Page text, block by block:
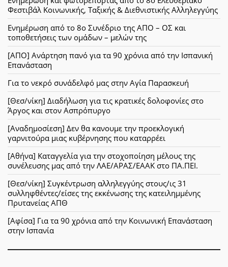
Φεστιβάλ Κοινωνικής, Ταξικής & Διεθνιστικής Αλληλεγγύης
Ενημέρωση από το 8ο Συνέδριο της ΑΠΟ – ΟΣ και
τοποθετήσεις των ομάδων – μελών της
[ΑΠΟ] Ανάρτηση πανό για τα 90 χρόνια από την Ισπανική
Επανάσταση
Για το νεκρό συνάδελφό μας στην Αγία Παρασκευή
[Θεσ/νίκη] Διαδήλωση για τις κρατικές δολοφονίες στο
Άργος και στον Ασπρόπυργο
[Αναδημοσίεση] Δεν θα κανουμε την προεκλογική
γαρνιτούρα μιας κυβέρνησης που καταρρέει
[Αθήνα] Καταγγελία για την στοχοποίηση μέλους της
συνέλευσης μας από την ΛΑΕ/ΑΡΑΣ/ΕΑΑΚ στο ΠΑ.ΠΕΙ.
[Θεσ/νίκη] Συγκέντρωση αλληλεγγύης στους/ις 31
συλληφθέντες/είσες της εκκένωσης της κατειλημμένης
Πρυτανείας ΑΠΘ
[Αφίσα] Για τα 90 χρόνια από την Κοινωνική Επανάσταση
στην Ισπανία